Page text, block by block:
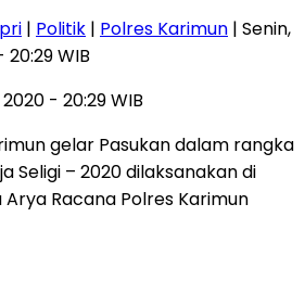
| Politik | Polres Karimun | Senin,
WIB
- 20:29 WIB
gelar Pasukan dalam rangka
Seligi – 2020 dilaksanakan di
Racana Polres Karimun